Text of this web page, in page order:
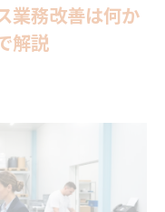
業務改善は何か
解説